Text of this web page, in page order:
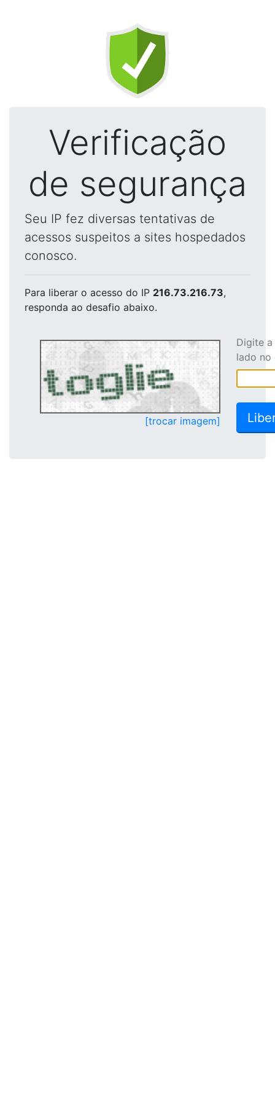
Verificação
de segurança
Seu IP fez diversas tentativas de
acessos suspeitos a sites hospedados
conosco.
Para liberar o acesso do IP 216.73.216.73,
responda ao desafio abaixo.
[trocar imagem]
Digite
lado no